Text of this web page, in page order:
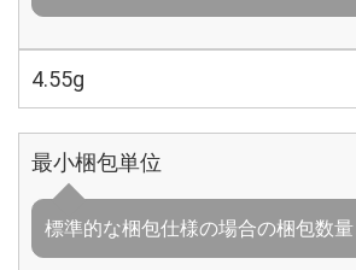
4.55g
最小梱包単位
標準的な梱包仕様の場合の梱包数量